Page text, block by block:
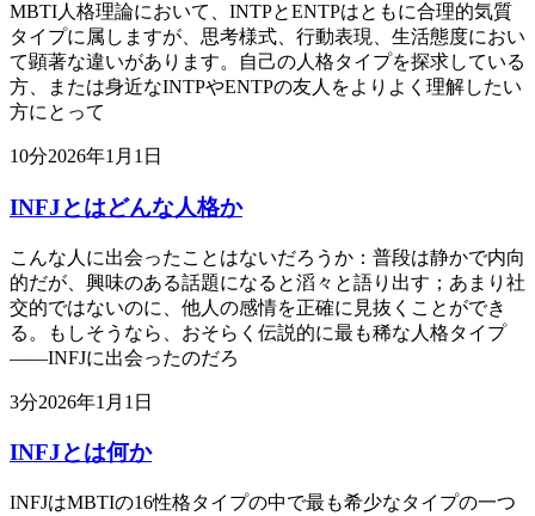
MBTI人格理論において、INTPとENTPはともに合理的気質
タイプに属しますが、思考様式、行動表現、生活態度におい
て顕著な違いがあります。自己の人格タイプを探求している
方、または身近なINTPやENTPの友人をよりよく理解したい
方にとって
10分2026年1月1日
INFJとはどんな人格か
こんな人に出会ったことはないだろうか：普段は静かで内向
的だが、興味のある話題になると滔々と語り出す；あまり社
交的ではないのに、他人の感情を正確に見抜くことができ
る。もしそうなら、おそらく伝説的に最も稀な人格タイプ
——INFJに出会ったのだろ
3分2026年1月1日
INFJとは何か
INFJはMBTIの16性格タイプの中で最も希少なタイプの一つ